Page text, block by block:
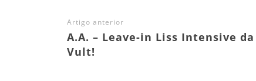
Artigo anterior
A.A. – Leave-in Liss Intensive da
Vult!